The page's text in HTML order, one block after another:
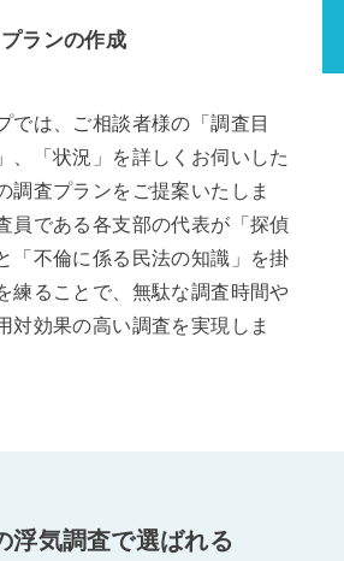
ランの作成
では、ご相談者様の「調査目
、「状況」を詳しくお伺いした
調査プランをご提案いたしま
員である各支部の代表が「探偵
「不倫に係る民法の知識」を掛
練ることで、無駄な調査時間や
対効果の高い調査を実現しま
浮気調査で選ばれる